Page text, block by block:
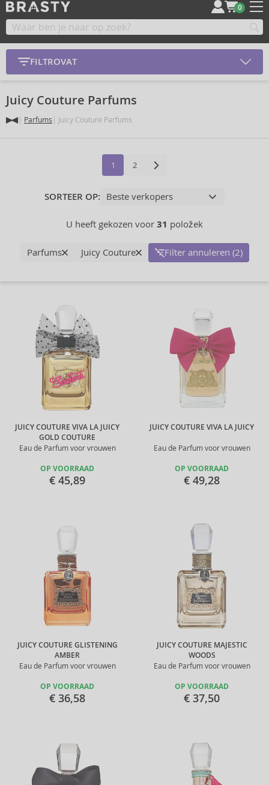
0
FILTROVAT
Juicy Couture Parfums
Parfums Juicy Couture Parfums
1 2
SORTEER OP:
U heeft gekozen voor 31 položek
Parfums Juicy Couture Filter annuleren (2)
JUICY COUTURE VIVA LA JUICY
GOLD COUTURE
Eau de Parfum voor vrouwen
OP VOORRAAD
€ 45,89
JUICY COUTURE VIVA LA JUICY
Eau de Parfum voor vrouwen
OP VOORRAAD
€ 49,28
JUICY COUTURE GLISTENING
AMBER
Eau de Parfum voor vrouwen
OP VOORRAAD
€ 36,58
JUICY COUTURE MAJESTIC
WOODS
Eau de Parfum voor vrouwen
OP VOORRAAD
€ 37,50